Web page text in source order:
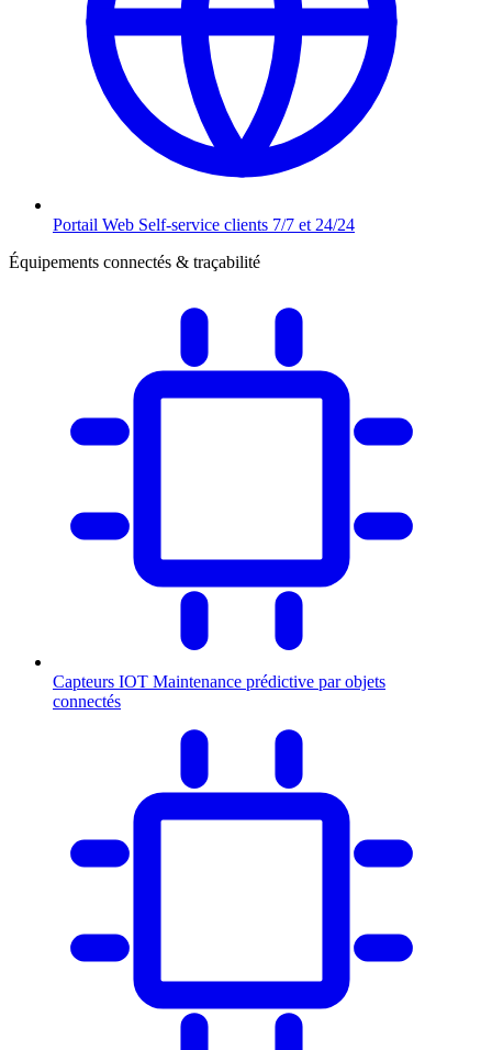
Portail Web Self-service clients 7/7 et 24/24
Équipements connectés & traçabilité
Capteurs IOT Maintenance prédictive par objets
connectés